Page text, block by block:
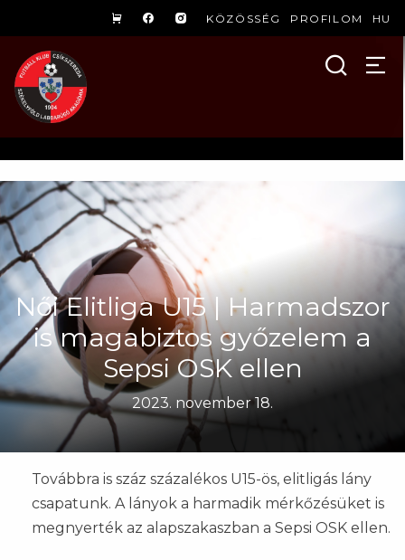
KÖZÖSSÉG PROFILOM HU
Női Elitliga U15 | Harmadszor
is magabiztos győzelem a
Sepsi OSK ellen
2023. november 18.
Továbbra is száz százalékos U15-ös, elitligás lány
csapatunk. A lányok a harmadik mérkőzésüket is
megnyerték az alapszakaszban a Sepsi OSK ellen.